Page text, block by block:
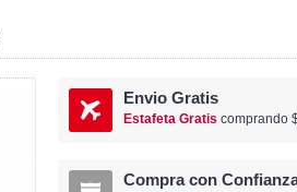
Envio Gratis
Estafeta Gratis comprando
Compra con